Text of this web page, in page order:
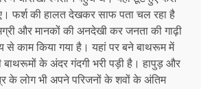
फर्श की हालत देखकर साफ पता चल रहा है
और मानकों की अनदेखी कर जनता की गाढ़ी
से काम किया गया है। यहां पर बने बाथरूम में
बाथरूमों के अंदर गंदगी भरी पड़ी है। हापुड़ और
के लोग भी अपने परिजनों के शवों के अंतिम